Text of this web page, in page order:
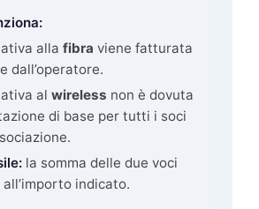
alla fibra viene fatturata
dall’operatore.
al wireless non è dovuta
di base per tutti i soci
la somma delle due voci
indicato.